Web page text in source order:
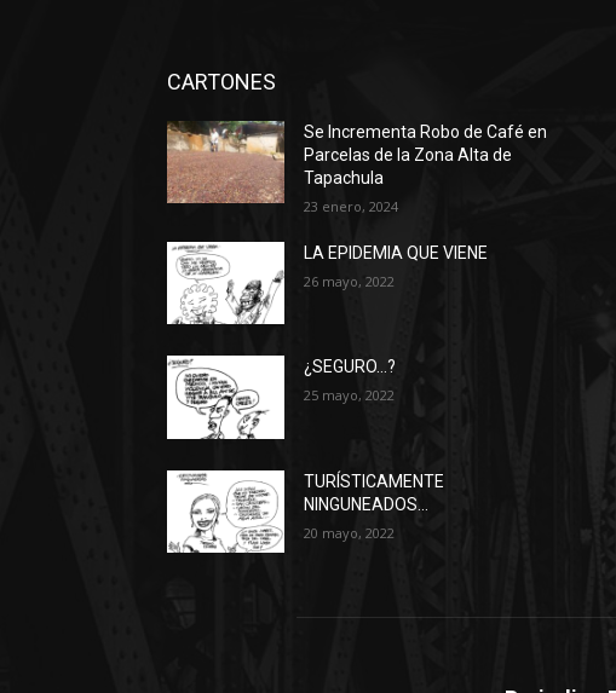
CARTONES
Se Incrementa Robo de Café en
Parcelas de la Zona Alta de
Tapachula
23 enero, 2024
LA EPIDEMIA QUE VIENE
26 mayo, 2022
¿SEGURO…?
25 mayo, 2022
TURÍSTICAMENTE
NINGUNEADOS…
20 mayo, 2022